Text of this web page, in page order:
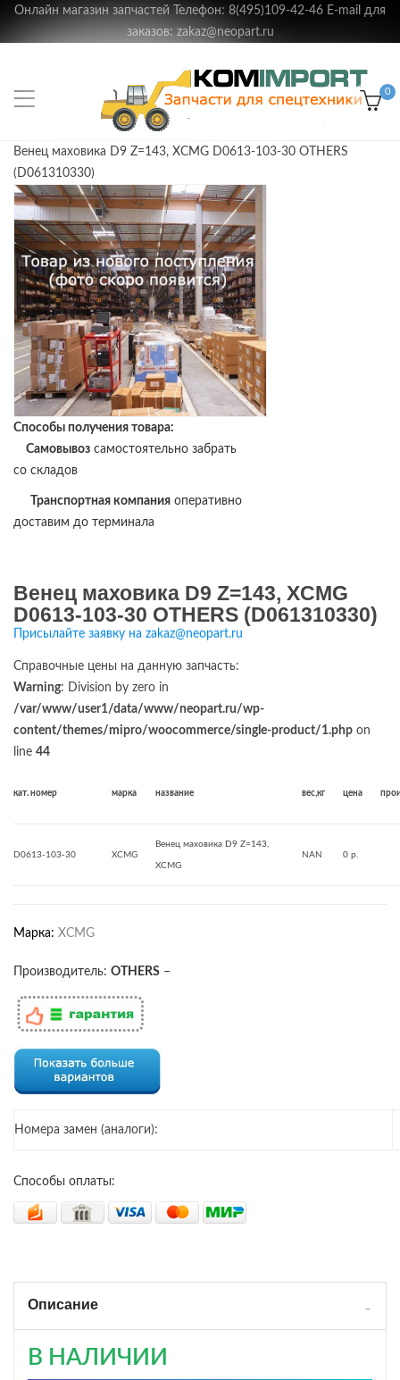
Онлайн магазин запчастей Телефон: 8(495)109-42-46 E-mail для
заказов: zakaz@neopart.ru
0
Венец маховика D9 Z=143, XCMG D0613-103-30 OTHERS
(D061310330)
Способы получения товара:
Самовывоз самостоятельно забрать
со складов
Транспортная компания оперативно
доставим до терминала
Венец маховика D9 Z=143, XCMG
D0613-103-30 OTHERS (D061310330)
Присылайте заявку на zakaz@neopart.ru
Справочные цены на данную запчасть:
Warning: Division by zero in
/var/www/user1/data/www/neopart.ru/wp-
content/themes/mipro/woocommerce/single-product/1.php on
line 44
кат. номер марка название вес,кг цена
D0613-103-30 XCMG
Венец маховика D9 Z=143,
XCMG
NAN 0 р.
Марка: XCMG
Производитель: OTHERS –
Номера замен (аналоги):
Способы оплаты:
Описание
В НАЛИЧИИ